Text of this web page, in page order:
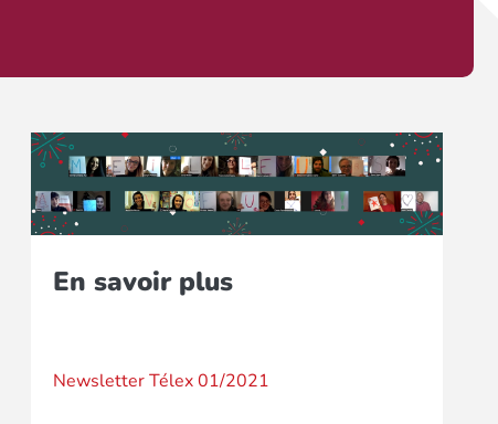
En savoir plus
Newsletter Télex 01/2021